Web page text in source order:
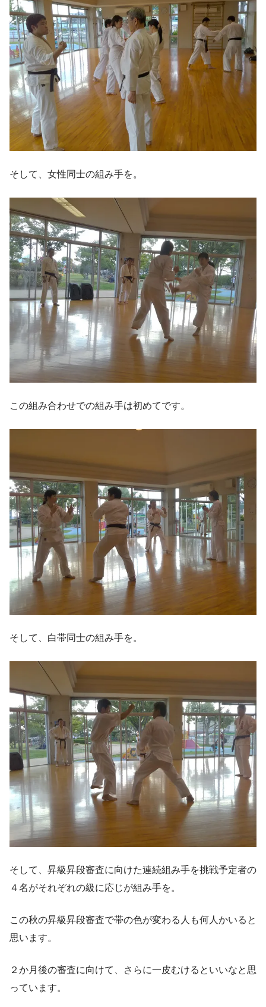
そして、女性同士の組み手を。
この組み合わせでの組み手は初めてです。
そして、白帯同士の組み手を。
そして、昇級昇段審査に向けた連続組み手を挑戦予定者の
４名がそれぞれの級に応じが組み手を。
この秋の昇級昇段審査で帯の色が変わる人も何人かいると
思います。
２か月後の審査に向けて、さらに一皮むけるといいなと思
っています。